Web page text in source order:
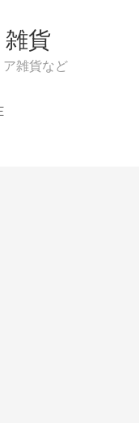
貨
雑貨など